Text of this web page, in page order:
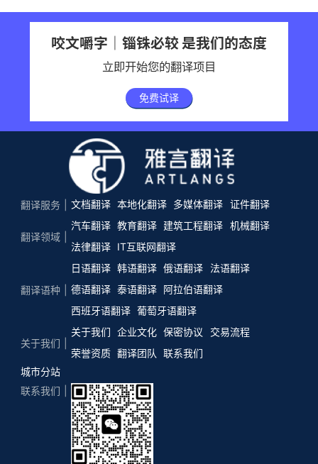
咬文嚼字｜锱铢必较 是我们的态度
立即开始您的翻译项目
免费试译
翻译服务 文档翻译 本地化翻译 多媒体翻译 证件翻译
翻译领域
汽车翻译 教育翻译 建筑工程翻译 机械翻译
法律翻译
IT互联网翻译
翻译语种
日语翻译 韩语翻译 俄语翻译
法语翻译
德语翻译 泰语翻译 阿拉伯语翻译
西班牙语翻译 葡萄牙语翻译
关于我们
关于我们 企业文化 保密协议
交易流程
荣誉资质 翻译团队
联系我们
城市分站
联系我们